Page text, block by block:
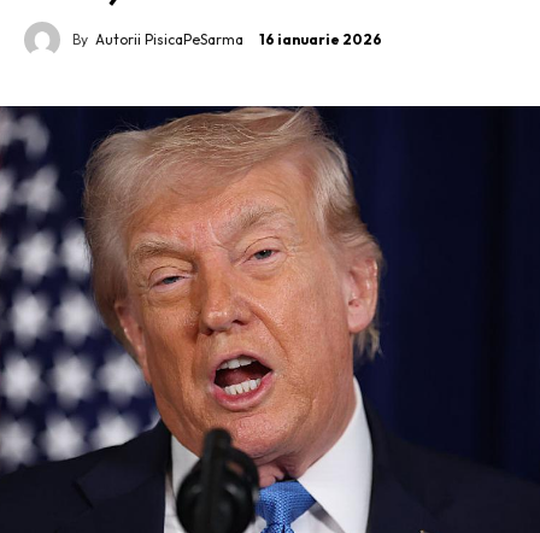
By Autorii PisicaPeSarma 16 ianuarie 2026